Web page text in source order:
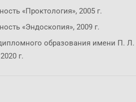
«Проктология», 2005 г.
«Эндоскопия», 2009 г.
образования имени П.
г.